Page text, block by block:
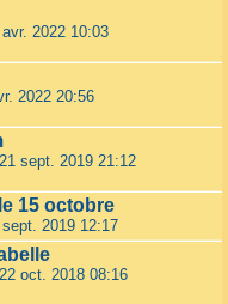
avr. 2022 10:03
2022 20:56
21 sept. 2019 21:12
15 octobre
2019 12:17
22 oct. 2018 08:16